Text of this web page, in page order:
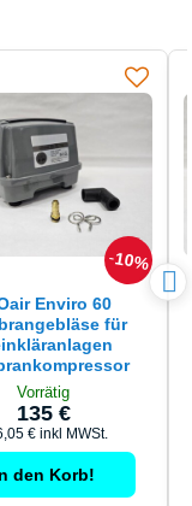
10%
Enviro 60
für
Vorrätig
135 €
€ inkl MWSt.
den Korb!